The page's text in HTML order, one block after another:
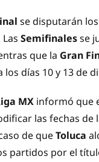
se disputarán
Semifinalesse
que la Gran
días 10 y 13 de
MX informó que
las fechas de
de queToluca
partidos por el